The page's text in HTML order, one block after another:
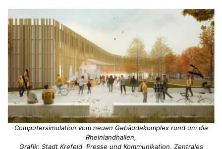
Computersimulation vom neuen Gebäudekomplex rund um die
Rheinlandhallen,
Grafik: Stadt Krefeld, Presse und Kommunikation, Zentrales